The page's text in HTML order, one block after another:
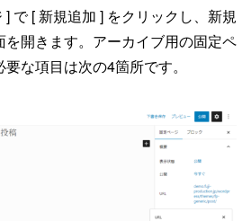
で [ 新規追加 ] をクリックし、新規
を開きます。アーカイブ用の固定ペ
な項目は次の4箇所です。